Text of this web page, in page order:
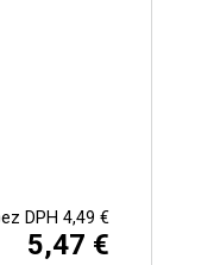
DPH 4,49 €
5,47 €